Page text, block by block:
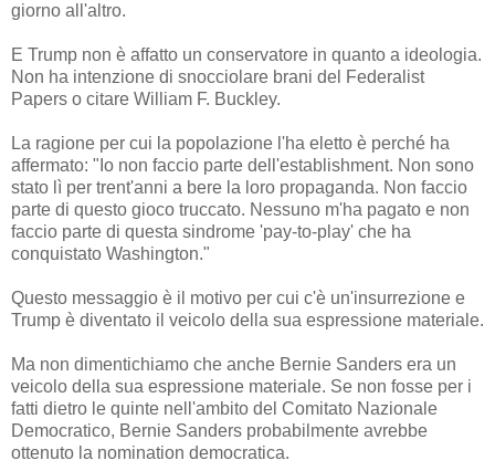
giorno all'altro.
E Trump non è affatto un conservatore in quanto a ideologia.
Non ha intenzione di snocciolare brani del Federalist
Papers o citare William F. Buckley.
La ragione per cui la popolazione l'ha eletto è perché ha
affermato: "Io non faccio parte dell'establishment. Non sono
stato lì per trent'anni a bere la loro propaganda. Non faccio
parte di questo gioco truccato. Nessuno m'ha pagato e non
faccio parte di questa sindrome 'pay-to-play' che ha
conquistato Washington."
Questo messaggio è il motivo per cui c'è un'insurrezione e
Trump è diventato il veicolo della sua espressione materiale.
Ma non dimentichiamo che anche Bernie Sanders era un
veicolo della sua espressione materiale. Se non fosse per i
fatti dietro le quinte nell'ambito del Comitato Nazionale
Democratico, Bernie Sanders probabilmente avrebbe
ottenuto la nomination democratica.